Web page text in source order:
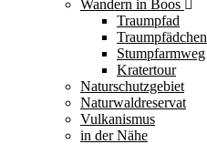
Wandern in Boos
Traumpfad
Traumpfädchen
Stumpfarmweg
Kratertour
Naturschutzgebiet
Naturwaldreservat
Vulkanismus
in der Nähe